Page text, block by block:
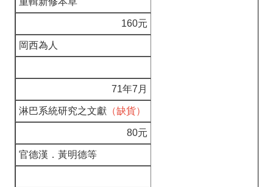
160元
岡西為人
71年7月
淋巴系統研究之文獻 （缺貨）
80元
官德漢．黃明德等